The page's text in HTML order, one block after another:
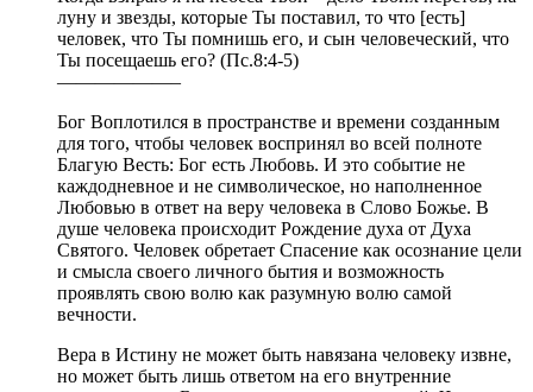
луну и звезды, которые Ты поставил, то что [есть]
человек, что Ты помнишь его, и сын человеческий, что
Ты посещаешь его? (Пс.8:4-5)
——————–
Бог Воплотился в пространстве и времени созданным
для того, чтобы человек воспринял во всей полноте
Благую Весть: Бог есть Любовь. И это событие не
каждодневное и не символическое, но наполненное
Любовью в ответ на веру человека в Слово Божье. В
душе человека происходит Рождение духа от Духа
Святого. Человек обретает Спасение как осознание цели
и смысла своего личного бытия и возможность
проявлять свою волю как разумную волю самой
вечности.
Вера в Истину не может быть навязана человеку извне,
но может быть лишь ответом на его внутренние